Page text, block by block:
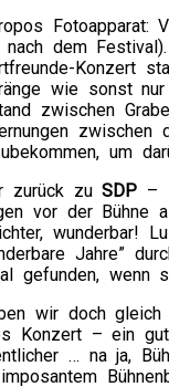
Fotoapparat:
dem
Konzert
wie sonst
zwischen
um
zurück zuSDP –
vor der Bühne
wunderbar!
Jahre”
gefunden, wenn
wir doch
Konzert – ein
… na ja,